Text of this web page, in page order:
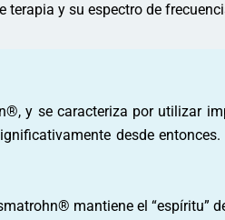
terapia y su espectro de
y se caracteriza por utilizar
desde
mantiene el “espíritu”